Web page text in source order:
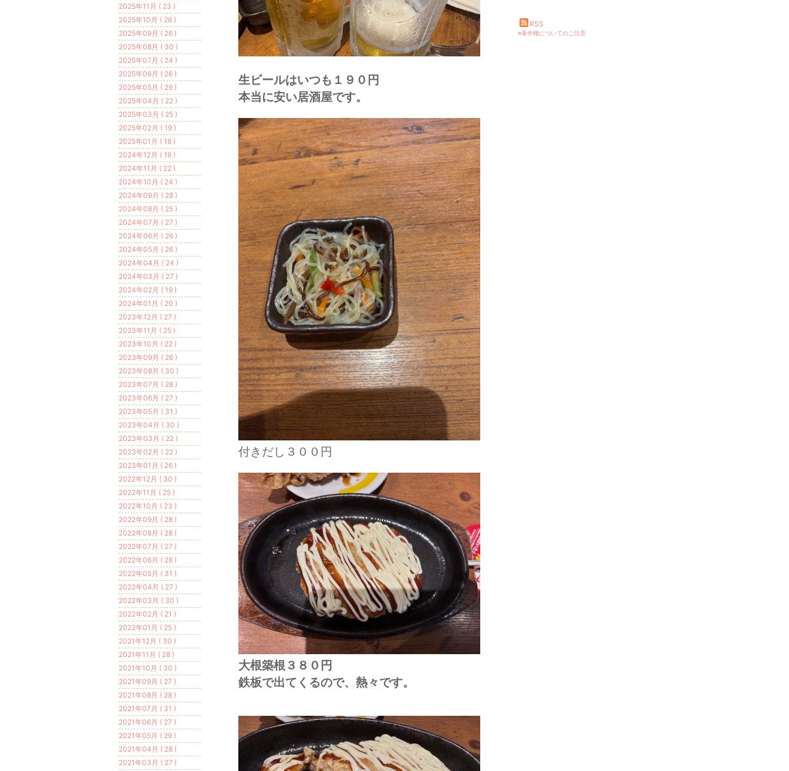
生ビールはいつも１９０円
本当に安い居酒屋です。
付きだし３００円
大根築根３８０円
鉄板で出てくるので、熱々です。
RSS
※著作権についてのご注意
2025年11月 ( 23 )
2025年10月 ( 26 )
2025年09月 ( 26 )
2025年08月 ( 30 )
2025年07月 ( 24 )
2025年06月 ( 26 )
2025年05月 ( 29 )
2025年04月 ( 22 )
2025年03月 ( 25 )
2025年02月 ( 19 )
2025年01月 ( 18 )
2024年12月 ( 19 )
2024年11月 ( 22 )
2024年10月 ( 24 )
2024年09月 ( 28 )
2024年08月 ( 25 )
2024年07月 ( 27 )
2024年06月 ( 26 )
2024年05月 ( 26 )
2024年04月 ( 24 )
2024年03月 ( 27 )
2024年02月 ( 19 )
2024年01月 ( 20 )
2023年12月 ( 27 )
2023年11月 ( 25 )
2023年10月 ( 22 )
2023年09月 ( 26 )
2023年08月 ( 30 )
2023年07月 ( 28 )
2023年06月 ( 27 )
2023年05月 ( 31 )
2023年04月 ( 30 )
2023年03月 ( 22 )
2023年02月 ( 22 )
2023年01月 ( 26 )
2022年12月 ( 30 )
2022年11月 ( 25 )
2022年10月 ( 23 )
2022年09月 ( 28 )
2022年08月 ( 28 )
2022年07月 ( 27 )
2022年06月 ( 28 )
2022年05月 ( 31 )
2022年04月 ( 27 )
2022年03月 ( 30 )
2022年02月 ( 21 )
2022年01月 ( 25 )
2021年12月 ( 30 )
2021年11月 ( 28 )
2021年10月 ( 30 )
2021年09月 ( 27 )
2021年08月 ( 28 )
2021年07月 ( 31 )
2021年06月 ( 27 )
2021年05月 ( 29 )
2021年04月 ( 28 )
2021年03月 ( 27 )